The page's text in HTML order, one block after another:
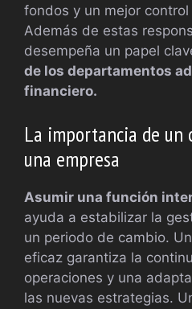
fondos y un mejor
Además de estas
desempeña un papel
de los departamentos
financiero.
La importancia de un
una empresa
Asumir una función
ayuda a estabilizar la
un periodo de cambio.
eficaz garantiza la
operaciones y una
las nuevas estrategias.